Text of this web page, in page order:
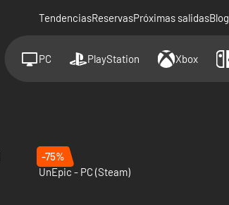
TendenciasReservasPróximas salidasBlog
PC PlayStation Xbox
-75%
UnEpic - PC (Steam)